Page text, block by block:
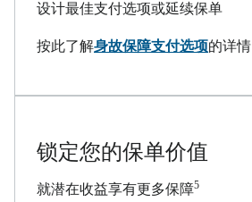
设计最佳支付选项或延续保单
按此了解PDF
身故保障支付选项的详情
锁定您的保单价值
就潜在收益享有更多保障5